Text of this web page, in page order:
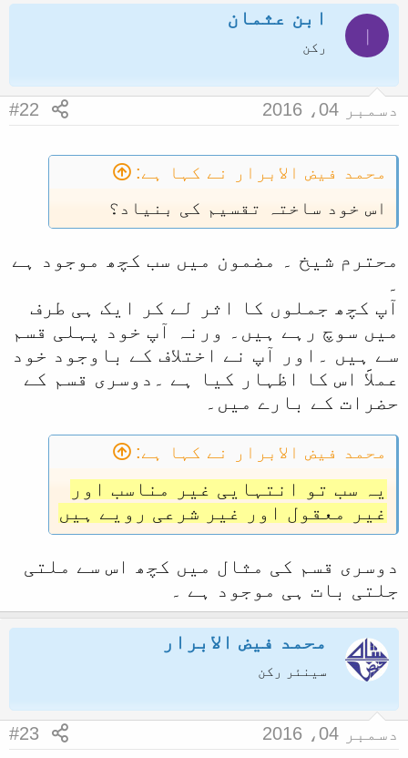
بڑی تعداد ضبط نہیں کی جا سکی لیکن
اب تو ایک ایک لفظ ضبط الکتابہ سے
کہ ایک سکہ بند اہل حدیث کی رایے
مسلک اہل حدیث کے خلاف کیا مبتدعین
ا
ابن عثمان
رکن
دسمبر 04، 2016 #22
محمد فیض الابرار نے کہا ہے:
اس خود ساختہ تقسیم کی بنیاد؟
محترم شیخ ۔ مضمون میں سب کچھ موجود ہے
۔
آپ کچھ جملوں کا اثر لے کر ایک ہی طرف
میں سوچ رہے ہیں۔ ورنہ آپ خود پہلی قسم
سے ہیں ۔اور آپ نے اختلاف کے باوجود خود
عملاََ اس کا اظہار کیا ہے ۔دوسری قسم کے
حضرات کے بارے میں۔
محمد فیض الابرار نے کہا ہے:
یہ سب تو انتہایی غیر مناسب اور
غیر معقول اور غیر شرعی رویے ہیں
دوسری قسم کی مثال میں کچھ اس سے ملتی
جلتی بات ہی موجود ہے ۔
محمد فیض الابرار
سینئر رکن
دسمبر 04، 2016 #23